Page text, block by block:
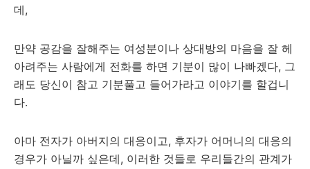
데,
만약 공감을 잘해주는 여성분이나 상대방의 마음을 잘 헤
아려주는 사람에게 전화를 하면 기분이 많이 나빠겠다, 그
래도 당신이 참고 기분풀고 들어가라고 이야기를 할겁니
다.
아마 전자가 아버지의 대응이고, 후자가 어머니의 대응의
경우가 아닐까 싶은데, 이러한 것들로 우리들간의 관계가